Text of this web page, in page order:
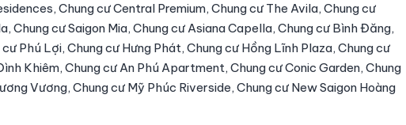
Chung cư Central Premium, Chung cư The Avila, Chung cư
Chung cư Saigon Mia, Chung cư Asiana Capella, Chung cư Bình Đăng,
Phú Lợi, Chung cư Hưng Phát, Chung cư Hồng Lĩnh Plaza, Chung cư
Khiêm, Chung cư An Phú Apartment, Chung cư Conic Garden, Chung
Vương, Chung cư Mỹ Phúc Riverside, Chung cư New Saigon Hoàng